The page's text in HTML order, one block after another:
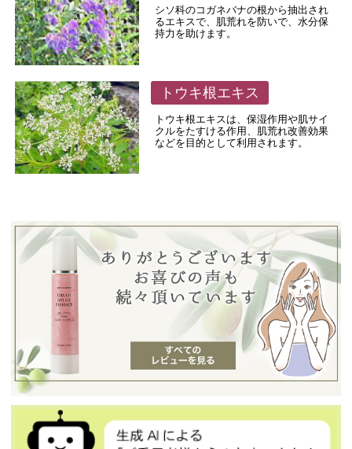
シソ科のコガネバナの根から抽出され
るエキスで、肌荒れを防いで、水分保
持力を助けます。
トウキ根エキス
トウキ根エキスは、保湿作用や肌サイ
クルをたすける作用、肌荒れ改善効果
などを目的として利用されます。